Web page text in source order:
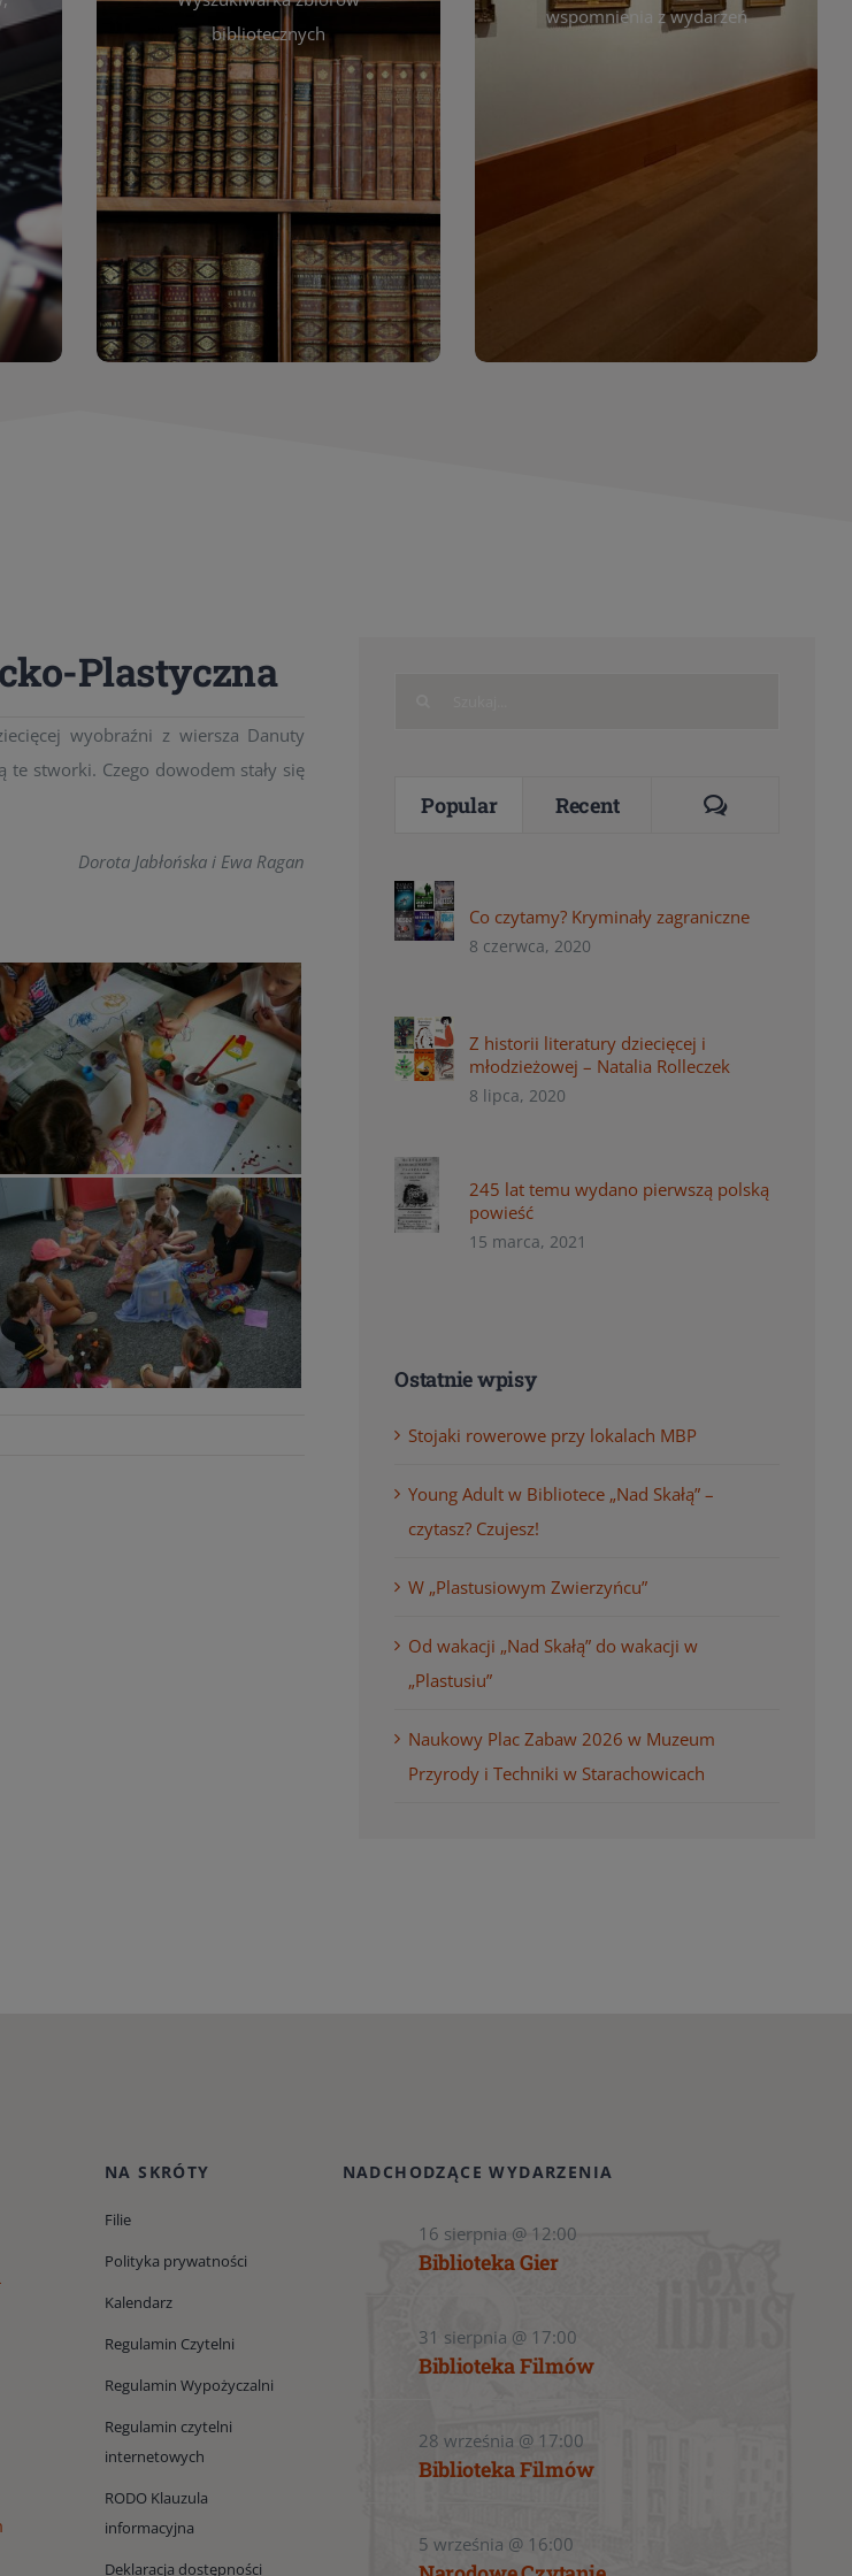
bibliotecznych
Katalog Zbiorów
Katalog online umożliwia
przeglądanie pełnej oferty
bibliotecznej – książek, czasopism,
filmów i innych materiałów. Dzięki
wyszukiwarce szybko znajdziesz
interesujące Cię pozycje według
autora, tytułu lub tematu. Możesz wspomnienia z wydarzeń
czytelników. Regularnie dodajemy
powrócić do wyjątkowych
momentów. Zapraszamy do
obejrzenia, wspominania i
inspirowania się!
Plastyczna
wyobraźni z wiersza Danuty
te stworki. Czego dowodem stały się
Dorota Jabłońska i Ewa Ragan
Popular Recent Comments
Co czytamy? Kryminały zagraniczne
8 czerwca, 2020
Z historii literatury dziecięcej i
młodzieżowej – Natalia Rolleczek
8 lipca, 2020
245 lat temu wydano pierwszą polską
powieść
15 marca, 2021
Ostatnie wpisy
Stojaki rowerowe przy lokalach MBP
Young Adult w Bibliotece „Nad Skałą” –
czytasz? Czujesz!
W „Plastusiowym Zwierzyńcu”
Od wakacji „Nad Skałą” do wakacji w
„Plastusiu”
Naukowy Plac Zabaw 2026 w Muzeum
Przyrody i Techniki w Starachowicach
NA SKRÓTY
Filie
Polityka prywatności
Kalendarz
Regulamin Czytelni
Regulamin Wypożyczalni
Regulamin czytelni
internetowych
RODO Klauzula
informacyjna
Deklaracja dostępności
NADCHODZĄCE WYDARZENIA
16 sierpnia @ 12:00
Biblioteka Gier
31 sierpnia @ 17:00
Biblioteka Filmów
28 września @ 17:00
Biblioteka Filmów
5 września @ 16:00